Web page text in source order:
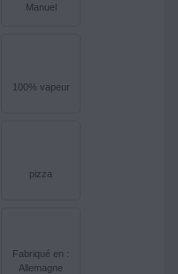
Manuel
100% vapeur
pizza
Fabriqué en :
Allemagne